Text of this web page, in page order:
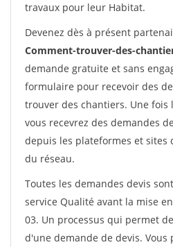
travaux pour leur Habitat.
Devenez dès à présent
Comment-trouver-des-
demande gratuite et sans
formulaire pour recevoir des
trouver des chantiers. Une fois
vous recevrez des demandes
depuis les plateformes et sites
du réseau.
Toutes les demandes devis
service Qualité avant la mise
03. Un processus qui permet
d'une demande de devis. Vous